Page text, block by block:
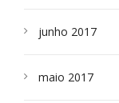
junho 2017
maio 2017